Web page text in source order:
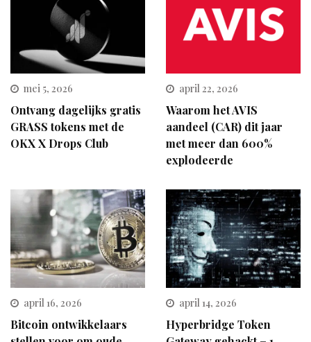
mei 5, 2026
Ontvang dagelijks gratis
GRASS tokens met de
OKX X Drops Club
april 22, 2026
Waarom het AVIS
aandeel (CAR) dit jaar
met meer dan 600%
explodeerde
april 16, 2026
Bitcoin ontwikkelaars
april 14, 2026
Hyperbridge Token